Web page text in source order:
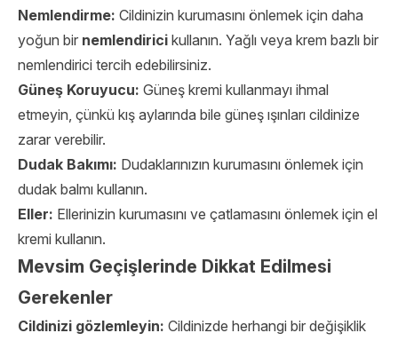
Nemlendirme: Cildinizin kurumasını önlemek için daha
yoğun bir nemlendirici kullanın. Yağlı veya krem ​​bazlı bir
nemlendirici tercih edebilirsiniz.
Güneş Koruyucu: Güneş kremi kullanmayı ihmal
etmeyin, çünkü kış aylarında bile güneş ışınları cildinize
zarar verebilir.
Dudak Bakımı: Dudaklarınızın kurumasını önlemek için
dudak balmı kullanın.
Eller: Ellerinizin kurumasını ve çatlamasını önlemek için el
kremi kullanın.
Mevsim Geçişlerinde Dikkat Edilmesi
Gerekenler
Cildinizi gözlemleyin: Cildinizde herhangi bir değişiklik